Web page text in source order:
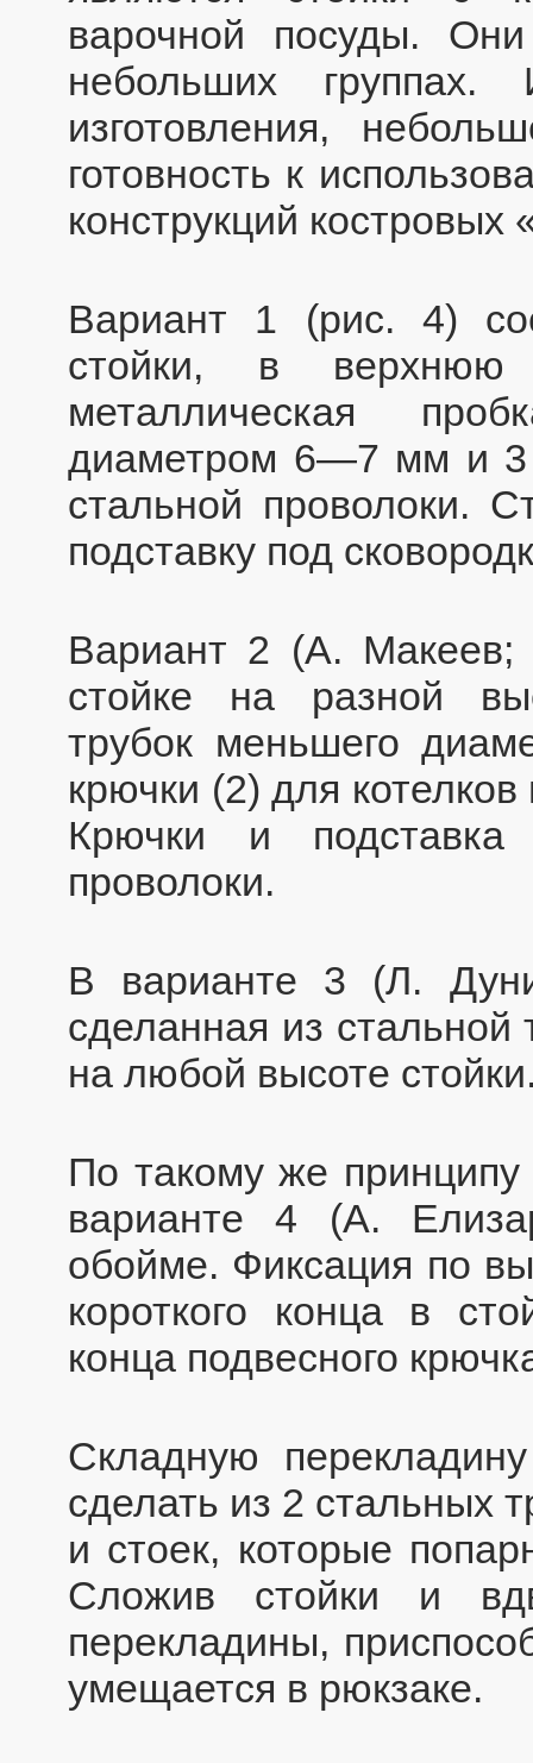
варочной посуды.
небольших группах.
изготовления,
готовность к
конструкций костровых
Вариант 1 (рис. 4)
стойки, в верхнюю
металлическая
диаметром 6—7 мм и 3
стальной проволоки.
подставку под
Вариант 2 (А. Макеев;
стойке на разной
трубок меньшего
крючки (2) для
Крючки и подставка
проволоки.
В варианте 3 (Л.
сделанная из стальной
на любой высоте
По такому же принципу
варианте 4 (А.
обойме. Фиксация по
короткого конца в
конца подвесного
Складную
сделать из 2 стальных
и стоек, которые
Сложив стойки и
перекладины,
умещается в рюкзаке.